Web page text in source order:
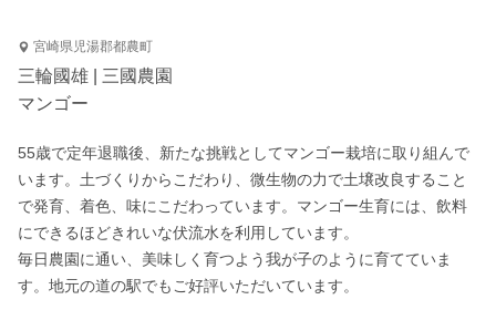
宮崎県児湯郡都農町
三輪國雄 | 三國農園
マンゴー
55歳で定年退職後、新たな挑戦としてマンゴー栽培に取り組んで
います。土づくりからこだわり、微生物の力で土壌改良すること
で発育、着色、味にこだわっています。マンゴー生育には、飲料
にできるほどきれいな伏流水を利用しています。
毎日農園に通い、美味しく育つよう我が子のように育てていま
す。地元の道の駅でもご好評いただいています。